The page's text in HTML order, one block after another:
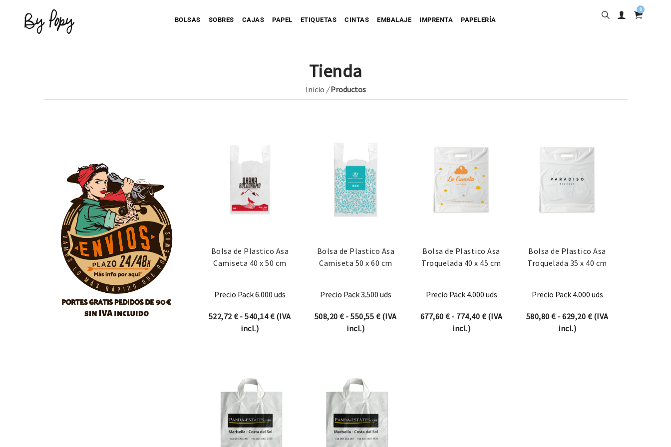
0
BOLSAS SOBRES CAJAS
Personaliza tu Caja Caja automontable
Caja para Envío impresa
PAPEL
Personaliza tu Papel
ETIQUETAS
Personaliza tu Etiqueta Etiqueta Adhesiva
Etiqueta Colgante
Etiqueta Cartulina
CINTAS EMBALAJE
Personaliza tu Precinto
IMPRENTA PAPELERÍA
Tienda
Inicio /Productos
Bolsa de Plastico Asa
Camiseta 40 x 50 cm
Precio Pack 6.000 uds
522,72€ - 540,14€Rango de precios: desde 522,72 € hasta 540,14 €
(IVA
incl.)
Bolsa de Plastico Asa
Camiseta 50 x 60 cm
Precio Pack 3.500 uds
508,20€ - 550,55 €Rango de precios: desde 508,20 € hasta 550,55 €
(IVA
incl.)
Bolsa de Plastico Asa
Troquelada 40 x 45 cm
Precio Pack 4.000 uds
677,60€ - 774,40 €Rango de precios: desde 677,60 € hasta 774,40 €
(IVA
incl.)
Bolsa de Plastico Asa
Troquelada 35 x 40 cm
Precio Pack 4.000 uds
580,80€ - 629,20 €Rango de precios:
(IVA
incl.)